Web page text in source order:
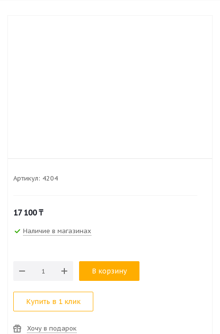
Артикул: 4204
17 100₸
Наличие в магазинах
В корзину
Купить в 1 клик
Хочу в подарок